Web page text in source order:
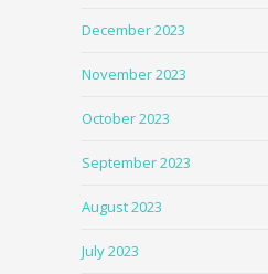
December 2023
November 2023
October 2023
September 2023
August 2023
July 2023